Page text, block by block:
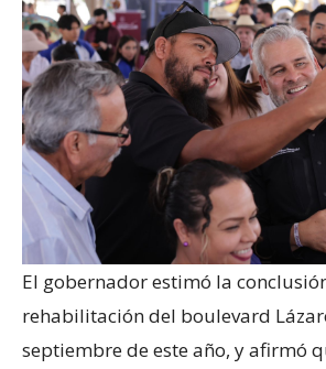
El gobernador estimó la
rehabilitación del boulevard
septiembre de este año, y afirmó